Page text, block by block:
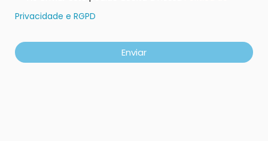
Privacidade e RGPD
Enviar